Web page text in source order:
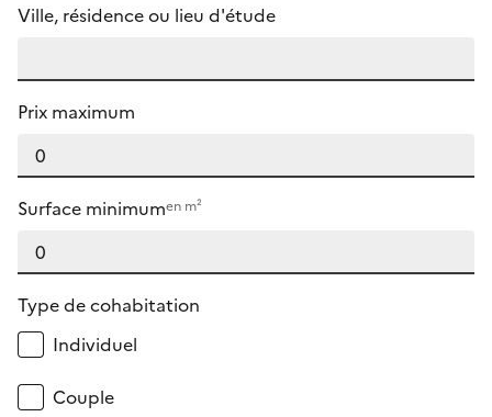
Ville, résidence ou lieu d'étude
Prix maximum
Surface minimumen m²
Type de cohabitation
Individuel
Couple